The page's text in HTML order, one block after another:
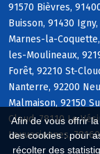
Afin de vous offrir
des cookies : pour
récolter des
91570 Bièvres,
Buisson, 91430
Marnes-la-
les-Moulineaux,
Forêt, 92210 St-
Nanterre, 92200
Malmaison, 92150
Cloud, 78110 Le
Louveciennes,